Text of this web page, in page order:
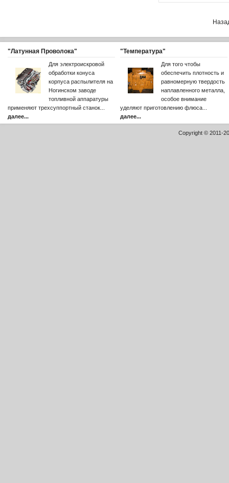
"Латунная Проволока"
Для электроискровой
обработки конуса
корпуса распылителя на
Ногинском заводе
топливной аппаратуры
применяют трехсуппортный станок...
далее...
"Температура"
Для того чтобы
обеспечить плотность и
равномерную твердость
наплавленного металла,
особое внимание
уделяют приготовлению флюса...
далее...
Copyright © 2011-